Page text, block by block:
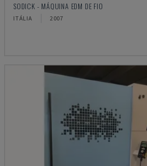
SODICK - MÁQUINA EDM DE FIO
ITÁLIA 2007